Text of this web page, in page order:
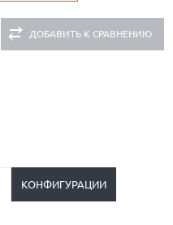
ДОБАВИТЬ К СРАВНЕНИЮ
КОНФИГУРАЦИИ